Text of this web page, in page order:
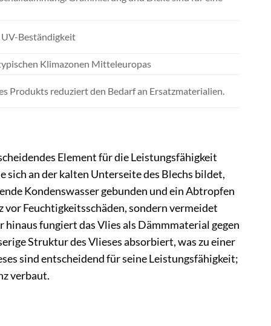
Beständigkeit
Klimazonen Mitteleuropas
Produkts reduziert den Bedarf an Ersatzmaterialien.
Element für die Leistungsfähigkeit
sich an der kalten Unterseite des Blechs bildet,
Kondenswasser gebunden und ein Abtropfen
Feuchtigkeitsschäden, sondern vermeidet
fungiert das Vlies als Dämmmaterial gegen
Struktur des Vlieses absorbiert, was zu einer
sind entscheidend für seine Leistungsfähigkeit;
verbaut.